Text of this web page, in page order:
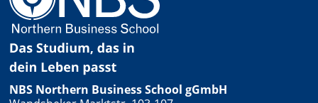
NBS Northern Business School gGmbH